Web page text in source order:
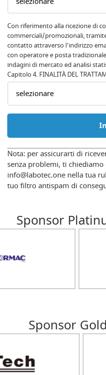
Con riferimento alla ricezione di
commerciali/promozionali,
contatto attraverso l’indirizzo
con operatore e posta
indagini di mercato ed analisi
Capitolo 4. FINALITÀ DEL
Nota: per assicurarti di
senza problemi, ti
info@labotec.one nella tua
tuo filtro antispam di
Sponsor
Sponsor